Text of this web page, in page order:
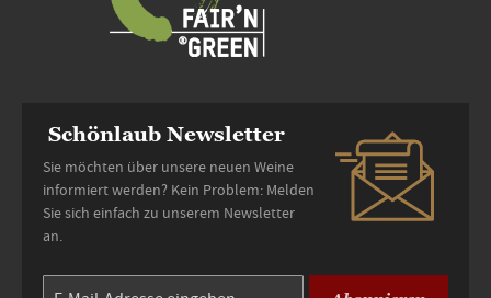
Schönlaub Newsletter
Sie möchten über unsere neuen Weine
informiert werden? Kein Problem: Melden
Sie sich einfach zu unserem Newsletter
an.